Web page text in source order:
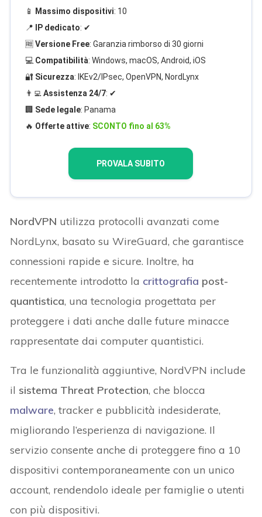
📱
Massimo dispositivi: 10
📍
IP dedicato: ✔
🆓Versione Free: Garanzia rimborso di 30 giorni
💻 Compatibilità: Windows, macOS, Android, iOS
🔐 Sicurezza: IKEv2/IPsec, OpenVPN, NordLynx
👨‍💻Assistenza 24/7: ✔
🏢 Sede legale: Panama
🔥 Offerte attive: SCONTO fino al 63%
PROVALA SUBITO
NordVPN utilizza protocolli avanzati come
NordLynx, basato su WireGuard, che garantisce
connessioni rapide e sicure. Inoltre, ha
recentemente introdotto la crittografia post-
quantistica, una tecnologia progettata per
proteggere i dati anche dalle future minacce
rappresentate dai computer quantistici.
Tra le funzionalità aggiuntive, NordVPN include
il sistema Threat Protection, che blocca
malware, tracker e pubblicità indesiderate,
migliorando l’esperienza di navigazione. Il
servizio consente anche di proteggere fino a 10
dispositivi contemporaneamente con un unico
account, rendendolo ideale per famiglie o utenti
con più dispositivi.